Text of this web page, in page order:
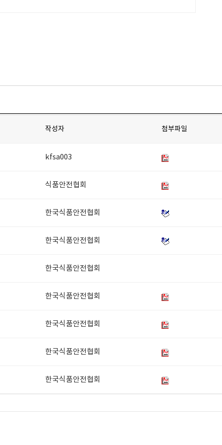
작성자 첨부파일
kfsa003
식품안전협회
한국식품안전협회
한국식품안전협회
한국식품안전협회
한국식품안전협회
한국식품안전협회
한국식품안전협회
한국식품안전협회